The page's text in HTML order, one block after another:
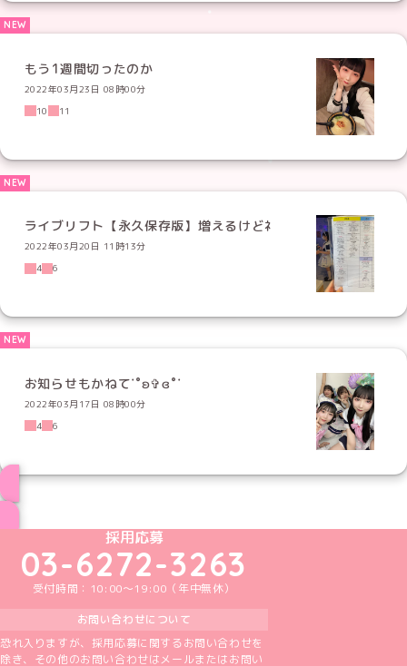
もう1週間切ったのか
2022年03月23日 08時00分
10
11
ライブリフト【永久保存版】増えるけどﾈ
2022年03月20日 11時13分
4
6
お知らせもかねて˙˚ʚ✞ɞ˚˙
2022年03月17日 08時00分
4
6
めいどりーみんTikTok公式アカウント
めいどりーみんX公式アカウント
めいどりーみんInstagram公式アカウント
めいどりーみんFacebook公式アカウン
めいどりーみんYouTube公式アカ
採用応募
03-6272-3263
受付時間：10:00～19:00（年中無休）
お問い合わせについて
恐れ入りますが、採用応募に関するお問い合わせを
除き、その他のお問い合わせはメールまたはお問い